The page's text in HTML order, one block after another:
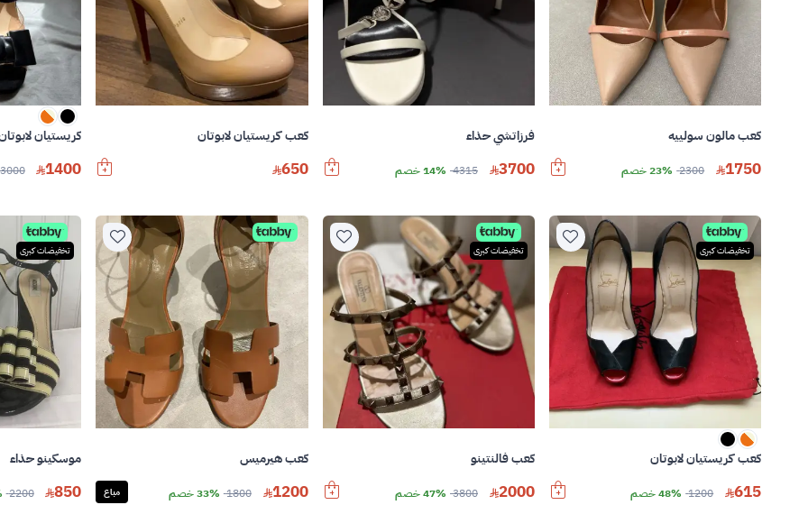
كعب مالون سولييه
1750
2300 23% خصم
فرزاتشي حذاء
3700
4315 14% خصم
كعب كريستيان لابوتان
650
كريستيان
1400
3000
تخفيضات كبرى
كعب كريستيان لابوتان
615
1200 48% خصم
تخفيضات كبرى
كعب فالنتينو
2000
3800 47% خصم
كعب هيرميس
1200
1800 33% خصم مباع
تخفيضات كبرى
موسكينو حذاء
850
2200